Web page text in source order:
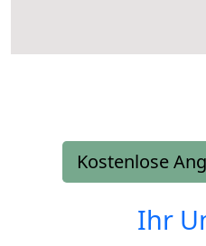
Kostenlose
Ihr